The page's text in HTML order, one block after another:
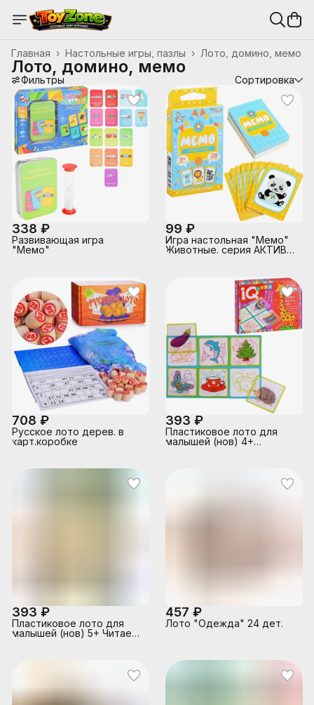
Лото, домино, мемо
Настольные игры, пазлы ›
Главная ›
Лото, домино, мемо
Фильтры Сортировка
338 ₽
Развивающая игра
"Мемо"
99 ₽
Игра настольная "Мемо"
Животные. серия АКТИВ
708 ₽
Русское лото дерев. в
карт.коробке
393 ₽
Пластиковое лото для
малышей (нов) 4+
393 ₽
Пластиковое лото для
малышей (нов) 5+ Читаем
457 ₽
Лото "Одежда" 24 дет.